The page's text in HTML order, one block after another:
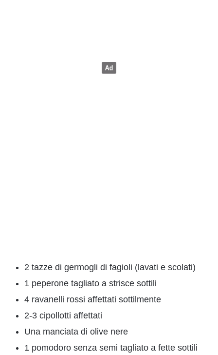
2 tazze di germogli di fagioli (lavati e scolati)
1 peperone tagliato a strisce sottili
4 ravanelli rossi affettati sottilmente
2-3 cipollotti affettati
Una manciata di olive nere
1 pomodoro senza semi tagliato a fette sottili